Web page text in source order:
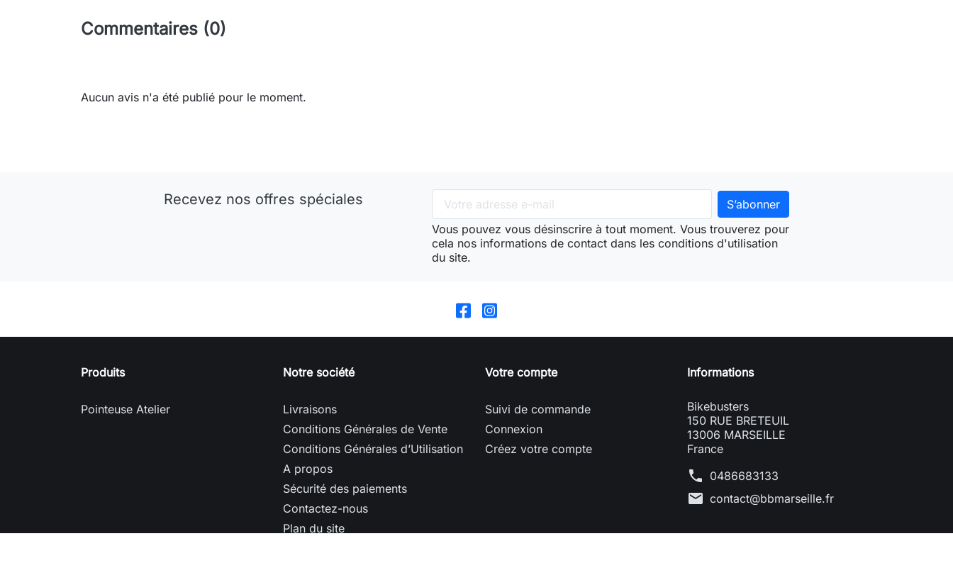
Commentaires (0)
Aucun avis n'a été publié pour le moment.
Recevez nos offres spéciales
Vous pouvez vous désinscrire à tout moment. Vous trouverez pour
cela nos informations de contact dans les conditions d'utilisation
du site.
Produits
Pointeuse Atelier
Notre société
Livraisons
Conditions Générales de Vente
Conditions Générales d’Utilisation
A propos
Sécurité des paiements
Contactez-nous
Plan du site
Votre compte
Suivi de commande
Connexion
Créez votre compte
Informations
Bikebusters
150 RUE BRETEUIL
13006 MARSEILLE
France
phone 0486683133
mail contact@bbmarseille.fr